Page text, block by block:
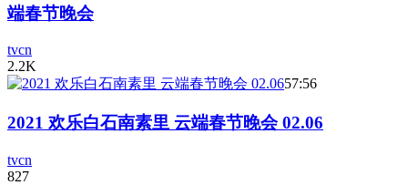
端春节晚会
tvcn
2.2K
57:56
2021 欢乐白石南素里 云端春节晚会 02.06
tvcn
827